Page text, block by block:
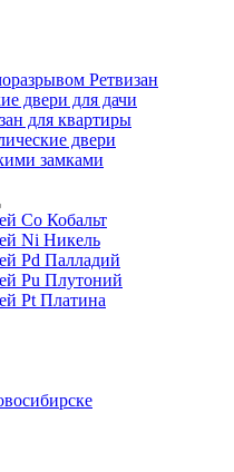
Ретвизан
двери для дачи
для квартиры
двери
замками
Co Кобальт
Ni Никель
Pd Палладий
Pu Плутоний
Pt Платина